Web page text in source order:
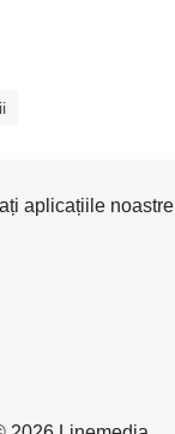
aplicațiile noastre